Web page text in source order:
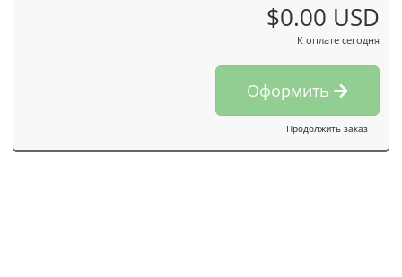
$0.00 USD
К оплате сегодня
Оформить
Продолжить заказ